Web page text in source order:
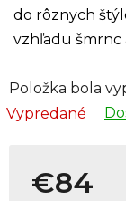
do rôznych
vzhľadu šmrnc
Položka bola
Vypredané
€84